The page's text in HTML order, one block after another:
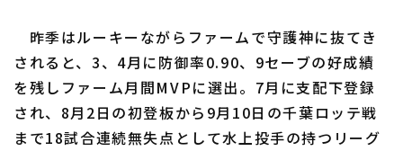
昨季はルーキーながらファームで守護神に抜てき
されると、3、4月に防御率0.90、9セーブの好成績
を残しファーム月間MVPに選出。7月に支配下登録
され、8月2日の初登板から9月10日の千葉ロッテ戦
まで18試合連続無失点として水上投手の持つリーグ